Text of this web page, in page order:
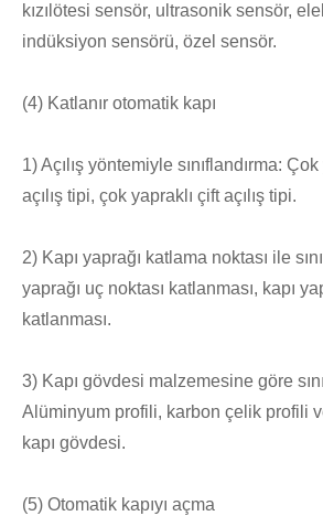
kızılötesi sensör, ultrasonik sensör,
indüksiyon sensörü, özel sensör.
(4) Katlanır otomatik kapı
1) Açılış yöntemiyle sınıflandırma:
açılış tipi, çok yapraklı çift açılış tipi.
2) Kapı yaprağı katlama noktası ile
yaprağı uç noktası katlanması, kapı
katlanması.
3) Kapı gövdesi malzemesine göre
Alüminyum profili, karbon çelik profili
kapı gövdesi.
(5) Otomatik kapıyı açma